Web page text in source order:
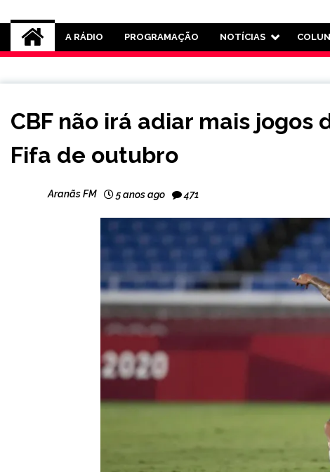
Rádio Aranãs 105.3
A RÁDIO PROGRAMAÇÃO NOTÍCIAS
CBF não irá adiar mais
Fifa de outubro
Aranãs FM 5 anos ago 471